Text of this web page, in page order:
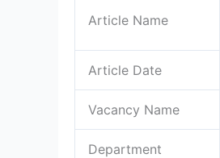
Article Name
Article Date
Vacancy Name
Department